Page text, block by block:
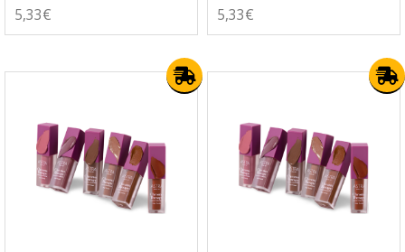
5,33€ 5,33€